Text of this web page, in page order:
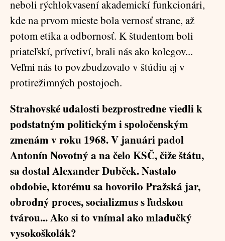
neboli rýchlokvasení akademickí funkcionári,
kde na prvom mieste bola vernosť strane, až
potom etika a odbornosť. K študentom boli
priateľskí, prívetiví, brali nás ako kolegov...
Veľmi nás to povzbudzovalo v štúdiu aj v
protirežimných postojoch.
Strahovské udalosti bezprostredne viedli k
podstatným politickým i spoločenským
zmenám v roku 1968. V januári padol
Antonín Novotný a na čelo KSČ, čiže štátu,
sa dostal Alexander Dubček. Nastalo
obdobie, ktorému sa hovorilo Pražská jar,
obrodný proces, socializmus s ľudskou
tvárou... Ako si to vnímal ako mladučký
vysokoškolák?